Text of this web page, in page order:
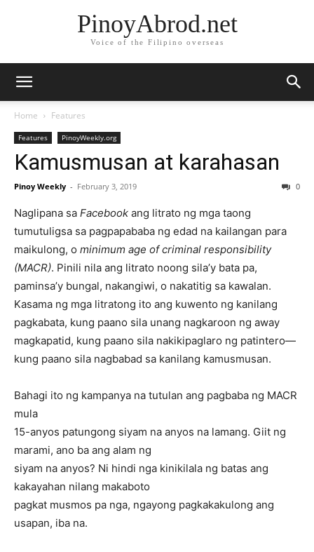
PinoyAbrod.net
Voice of the Filipino overseas
Home Features
Features PinoyWeekly.org
Kamusmusan at karahasan
Pinoy Weekly - February 3, 2019 0
Naglipana sa Facebook ang litrato ng mga taong
tumutuligsa sa pagpapababa ng edad na kailangan para
maikulong, o minimum age of criminal responsibility
(MACR). Pinili nila ang litrato noong sila’y bata pa,
paminsa’y bungal, nakangiwi, o nakatitig sa kawalan.
Kasama ng mga litratong ito ang kuwento ng kanilang
pagkabata, kung paano sila unang nagkaroon ng away
magkapatid, kung paano sila nakikipaglaro ng patintero—
kung paano sila nagbabad sa kanilang kamusmusan.
Bahagi ito ng kampanya na tutulan ang pagbaba ng MACR
mula
15-anyos patungong siyam na anyos na lamang. Giit ng
marami, ano ba ang alam ng
siyam na anyos? Ni hindi nga kinikilala ng batas ang
kakayahan nilang makaboto
pagkat musmos pa nga, ngayong pagkakakulong ang
usapan, iba na.